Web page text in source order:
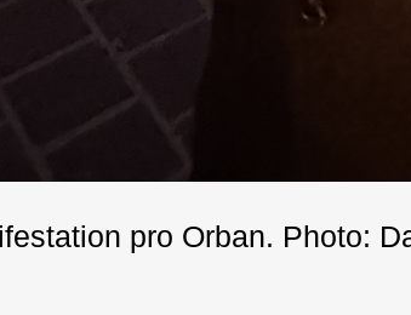
pro Orban. Photo: